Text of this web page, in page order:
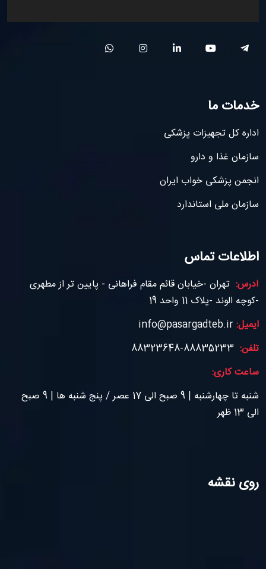
خدمات ما
اداره کل تجهیزات پزشکی
سازمان غذا و دارو
انجمن پزشکی خواب ایران
سازمان ملی استاندارد
اطلاعات تماس
آدرس: تهران -خیابان قائم مقام فراهانی - پایین تر از مطهری
-کوچه الوند -پلاک 11 واحد 19
ایمیل:info@pasargadteb.ir
تلفن:
ساعت کاری:
شنبه تا چهارشنبه | 9 صبح الی 17 عصر / پنج شنبه ها | 9 صبح
الی 13 ظهر
روی نقشه